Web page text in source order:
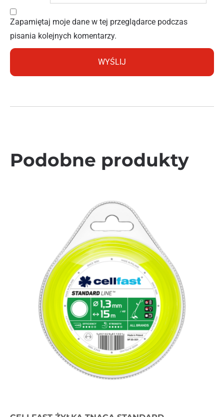
Zapamiętaj moje dane w tej przeglądarce podczas
pisania kolejnych komentarzy.
Podobne produkty